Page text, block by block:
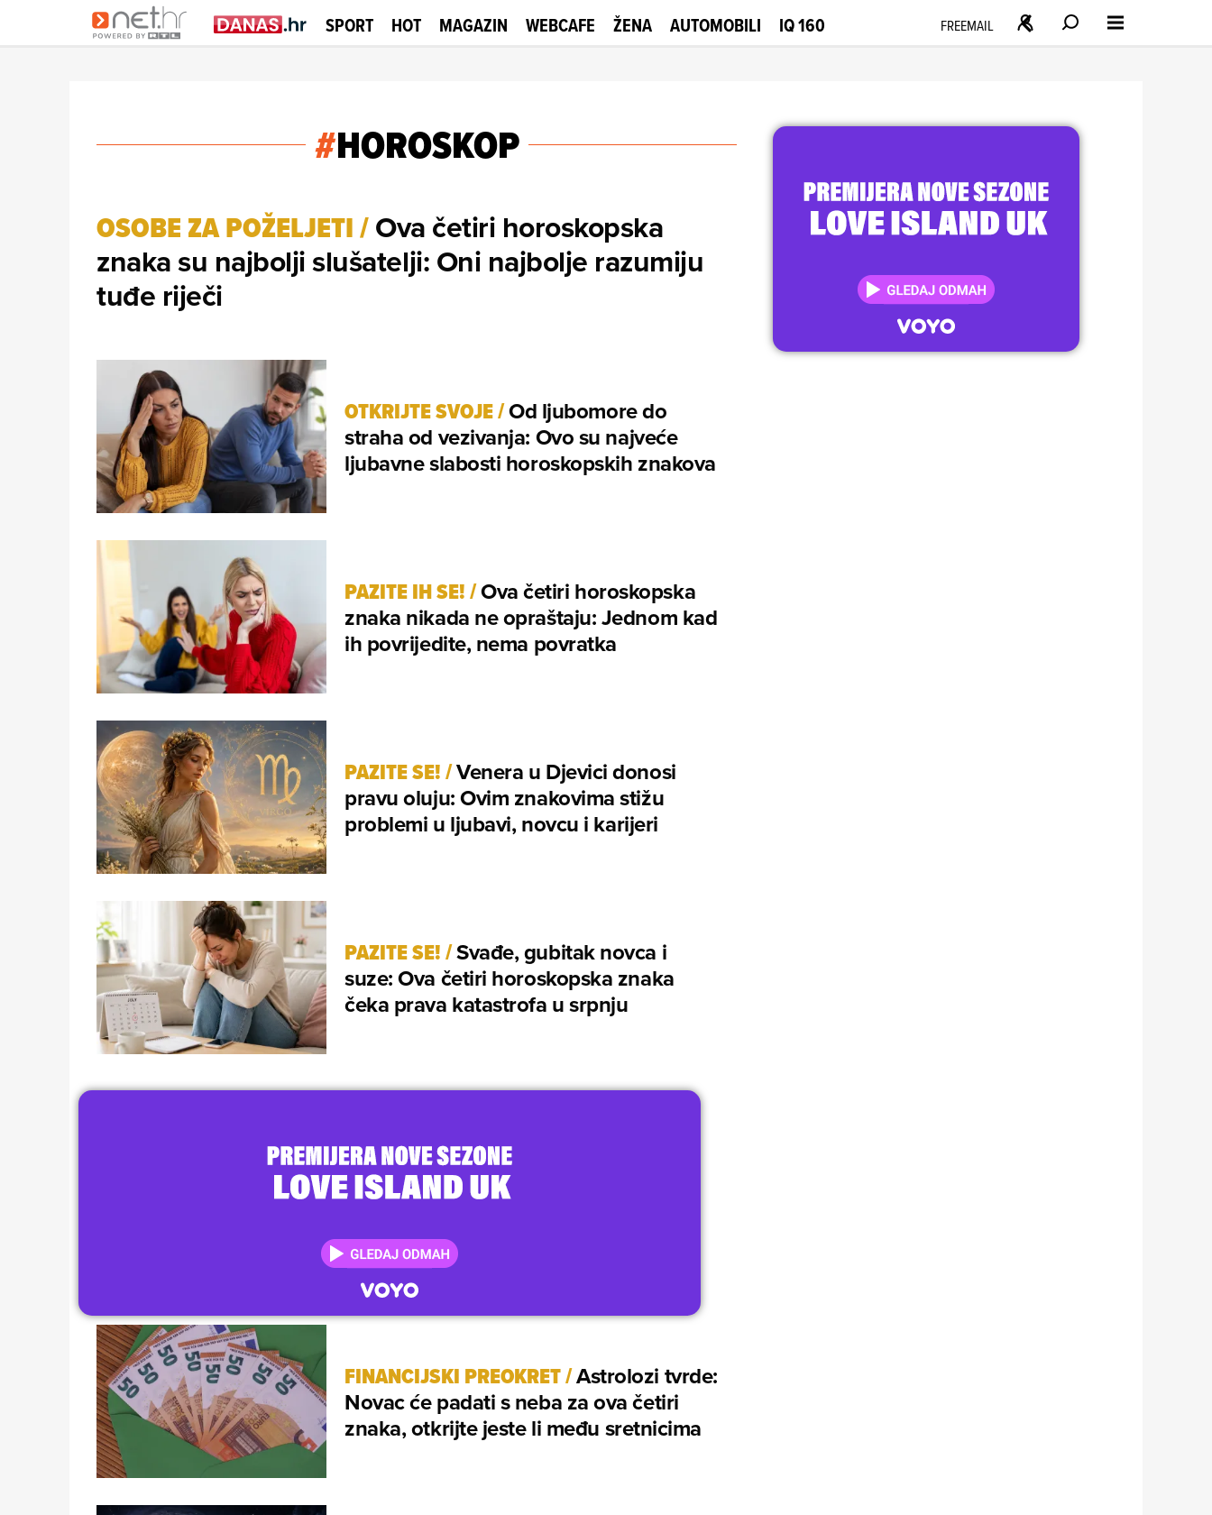
SPORT HOT MAGAZIN WEBCAFE ŽENA AUTOMOBILI IQ 160 FREEMAIL
#HOROSKOP
OSOBE ZA POŽELJETI/Ova četiri horoskopska
znaka su najbolji slušatelji: Oni najbolje razumiju
tuđe riječi
OTKRIJTE SVOJE/Od ljubomore do
straha od vezivanja: Ovo su najveće
ljubavne slabosti horoskopskih znakova
PAZITE IH SE!/Ova četiri horoskopska
znaka nikada ne opraštaju: Jednom kad
ih povrijedite, nema povratka
PAZITE SE!/Venera u Djevici donosi
pravu oluju: Ovim znakovima stižu
problemi u ljubavi, novcu i karijeri
PAZITE SE!/Svađe, gubitak novca i
suze: Ova četiri horoskopska znaka
čeka prava katastrofa u srpnju
FINANCIJSKI PREOKRET/Astrolozi tvrde:
Novac će padati s neba za ova četiri
znaka, otkrijte jeste li među sretnicima